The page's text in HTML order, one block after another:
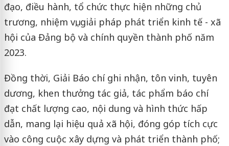
đạo, điều hành, tổ chức thực hiện những chủ
trương, nhiệm vụ, giải pháp phát triển kinh tế - xã
hội của Đảng bộ và chính quyền thành phố năm
2023.
Đồng thời, Giải Báo chí ghi nhận, tôn vinh, tuyên
dương, khen thưởng tác giả, tác phẩm báo chí
đạt chất lượng cao, nội dung và hình thức hấp
dẫn, mang lại hiệu quả xã hội, đóng góp tích cực
vào công cuộc xây dựng và phát triển thành phố;